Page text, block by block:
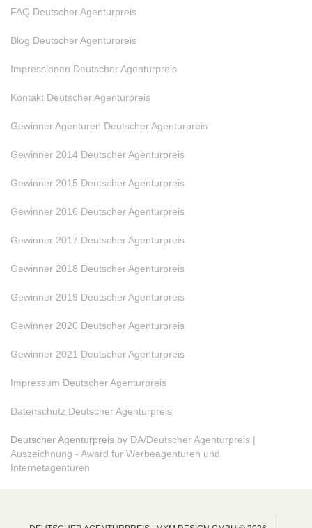
FAQ Deutscher Agenturpreis
Blog Deutscher Agenturpreis
Impressionen Deutscher Agenturpreis
Kontakt Deutscher Agenturpreis
Gewinner Agenturen Deutscher Agenturpreis
Gewinner 2014 Deutscher Agenturpreis
Gewinner 2015 Deutscher Agenturpreis
Gewinner 2016 Deutscher Agenturpreis
Gewinner 2017 Deutscher Agenturpreis
Gewinner 2018 Deutscher Agenturpreis
Gewinner 2019 Deutscher Agenturpreis
Gewinner 2020 Deutscher Agenturpreis
Gewinner 2021 Deutscher Agenturpreis
Impressum Deutscher Agenturpreis
Datenschutz Deutscher Agenturpreis
Deutscher Agenturpreis by DA/Deutscher Agenturpreis |
Auszeichnung - Award für Werbeagenturen und
Internetagenturen